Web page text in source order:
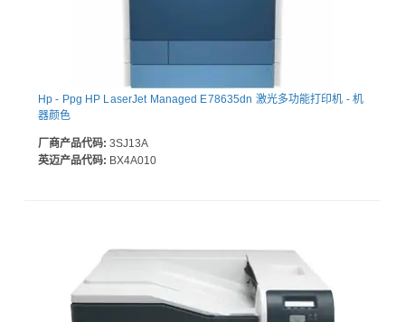
Hp - Ppg HP LaserJet Managed E78635dn 激光多功能打印机 - 机
器颜色
厂商产品代码: 3SJ13A
英迈产品代码: BX4A010